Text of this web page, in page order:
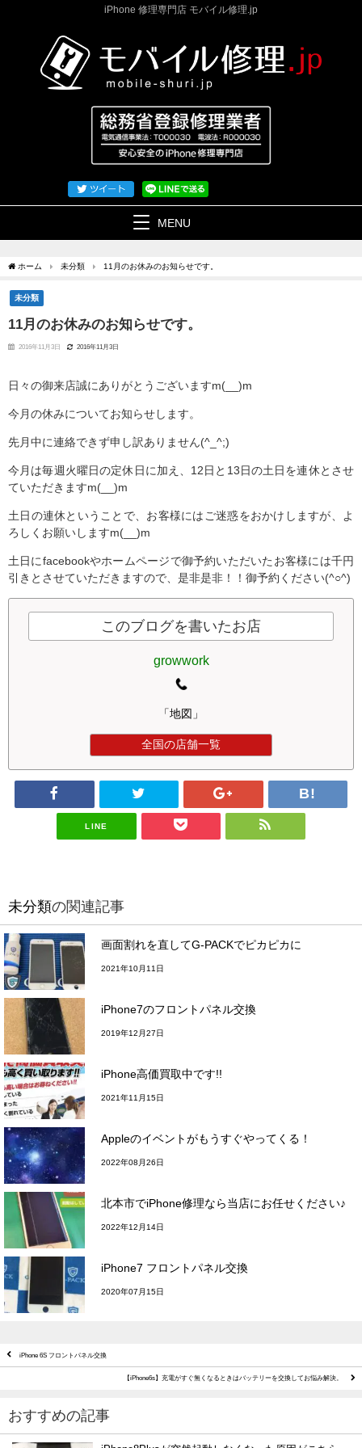
iPhone 修理専門店 モバイル修理.jp
MENU
ホーム 未分類 11月のお休みのお知らせです。
未分類
11月のお休みのお知らせです。
2016年11月3日 2016年11月3日
日々の御来店誠にありがとうございますm(__)m
今月の休みについてお知らせします。
先月中に連絡できず申し訳ありません(^_^;)
今月は毎週火曜日の定休日に加え、12日と13日の土日を連休とさせ
ていただきますm(__)m
土日の連休ということで、お客様にはご迷惑をおかけしますが、よ
ろしくお願いしますm(__)m
土日にfacebookやホームページで御予約いただいたお客様には千円
引きとさせていただきますので、是非是非！！御予約ください(^○^)
このブログを書いたお店
growwork
「地図」
全国の店舗一覧
LINE
未分類の関連記事
画面割れを直してG-PACKでピカピカに
2021年10月11日
iPhone7のフロントパネル交換
2019年12月27日
iPhone高価買取中です!!
2021年11月15日
Appleのイベントがもうすぐやってくる！
2022年08月26日
北本市でiPhone修理なら当店にお任せください♪
2022年12月14日
iPhone7 フロントパネル交換
2020年07月15日
iPhone 6S フロントパネル交換
【iPhone6s】充電がすぐ無くなるときはバッテリーを交換してお悩み解決。
おすすめの記事